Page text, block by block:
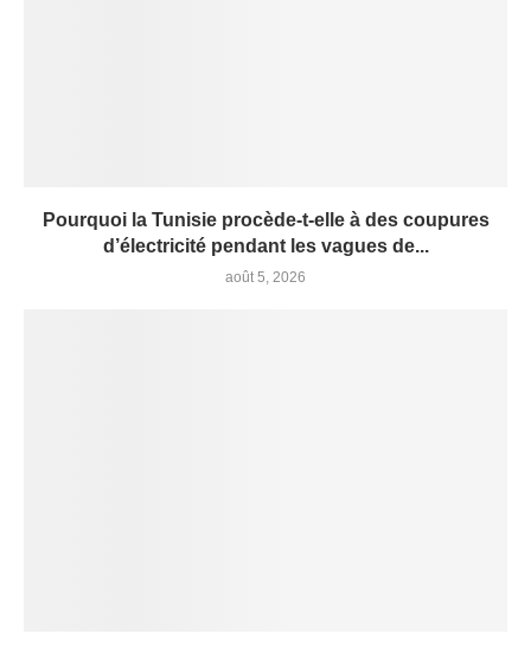
Pourquoi la Tunisie procède-t-elle à des coupures
d’électricité pendant les vagues de...
août 5, 2026